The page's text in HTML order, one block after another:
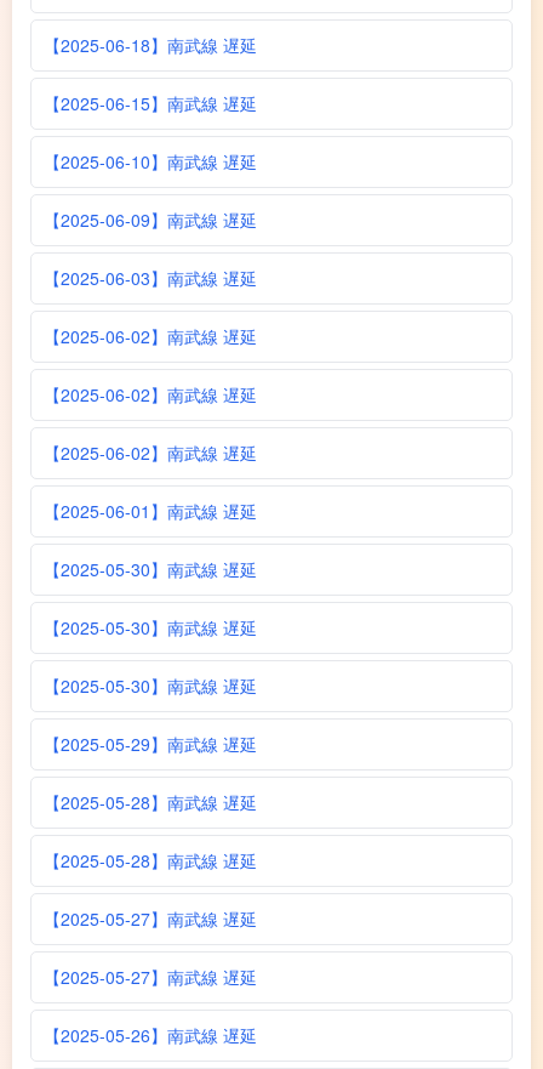
【2025-06-18】南武線 遅延
【2025-06-15】南武線 遅延
【2025-06-10】南武線 遅延
【2025-06-09】南武線 遅延
【2025-06-03】南武線 遅延
【2025-06-02】南武線 遅延
【2025-06-02】南武線 遅延
【2025-06-02】南武線 遅延
【2025-06-01】南武線 遅延
【2025-05-30】南武線 遅延
【2025-05-30】南武線 遅延
【2025-05-30】南武線 遅延
【2025-05-29】南武線 遅延
【2025-05-28】南武線 遅延
【2025-05-28】南武線 遅延
【2025-05-27】南武線 遅延
【2025-05-27】南武線 遅延
【2025-05-26】南武線 遅延